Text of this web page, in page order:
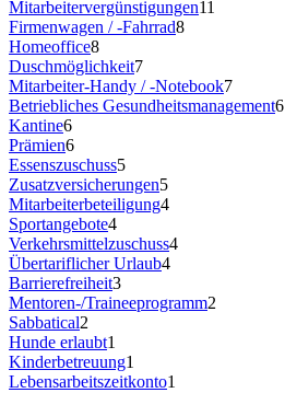
Mitarbeitervergünstigungen11
Firmenwagen / -Fahrrad8
Homeoffice8
Duschmöglichkeit7
Mitarbeiter-Handy / -Notebook7
Betriebliches Gesundheitsmanagement6
Kantine6
Prämien6
Essenszuschuss5
Zusatzversicherungen5
Mitarbeiterbeteiligung4
Sportangebote4
Verkehrsmittelzuschuss4
Übertariflicher Urlaub4
Barrierefreiheit3
Mentoren-/Traineeprogramm2
Sabbatical2
Hunde erlaubt1
Kinderbetreuung1
Lebensarbeitszeitkonto1